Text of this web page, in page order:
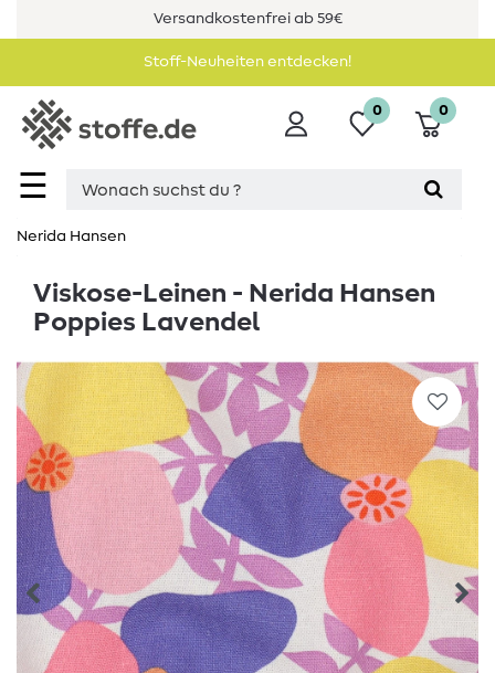
Versandkostenfrei ab 59€
Stoff-Neuheiten entdecken!
☰
0 0
Nerida Hansen
Viskose-Leinen - Nerida Hansen
Poppies Lavendel